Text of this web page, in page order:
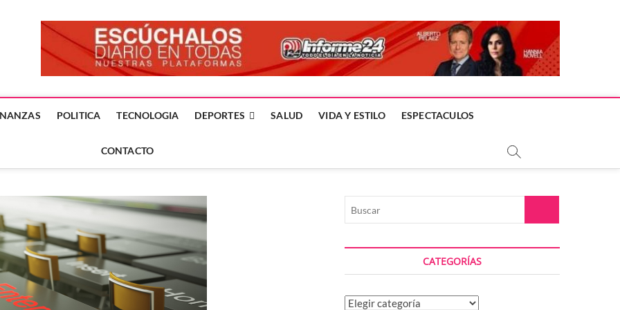
DÍA EN LA NOTICIA
POLITICA TECNOLOGIA DEPORTES SALUD VIDA Y ESTILO ESPECTACULOS
CONTACTO
CATEGORÍAS
Categorías